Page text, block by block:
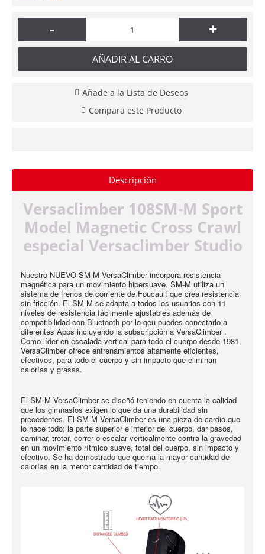
- +
AÑADIR AL CARRO
Añade a la Lista de Deseos
Compara este Producto
Descripción
Versaclimber 108SM-M Sport
Model Magnetic Cross Crawl
especial Versaclimber Studio
Nuestro NUEVO SM-M VersaClimber incorpora resistencia
magnética para un movimiento hipersuave. SM-M utiliza un
sistema de frenos de corriente de Foucault que crea resistencia
sin fricción. El SM-M se adapta a todos los usuarios con 11
niveles de resistencia fácilmente ajustables además de
compatibilidad con Bluetooth por lo qeu puedes conectarlo a
diferentes Apps incluyendo la subscripción a VersaClimber .
Como líder en escalada vertical para todo el cuerpo desde 1981,
VersaClimber ofrece entrenamientos altamente eficientes,
efectivos, para todo el cuerpo y sin impacto que eliminan
calorías y grasas.
El SM-M VersaClimber se diseñó teniendo en cuenta la calidad
que los gimnasios exigen lo que da una durabilidad sin
precedentes. El SM-M VersaClimber es una pieza de cardio que
lo hace todo; la parte superior e inferior del cuerpo, dar pasos,
caminar, trotar, correr o escalar verticalmente contra la gravedad
en un movimiento rítmico suave, total del cuerpo, sin impacto y
efectivo. Se ha demostrado que quema la mayor cantidad de
calorías en la menor cantidad de tiempo.